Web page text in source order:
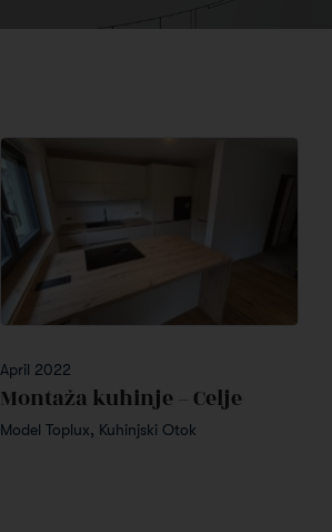
April 2022
Montaža kuhinje – Celje
Model Toplux, Kuhinjski Otok